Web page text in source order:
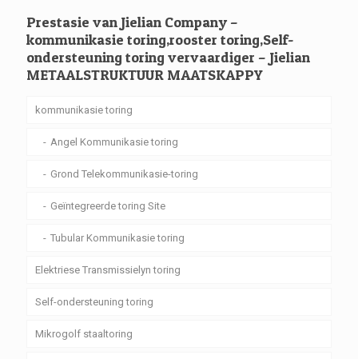
Prestasie van Jielian Company –
kommunikasie toring,rooster toring,Self-
ondersteuning toring vervaardiger – Jielian
METAALSTRUKTUUR MAATSKAPPY
kommunikasie toring
Angel Kommunikasie toring
Grond Telekommunikasie-toring
Geïntegreerde toring Site
Tubular Kommunikasie toring
Elektriese Transmissielyn toring
Self-ondersteuning toring
Mikrogolf staaltoring